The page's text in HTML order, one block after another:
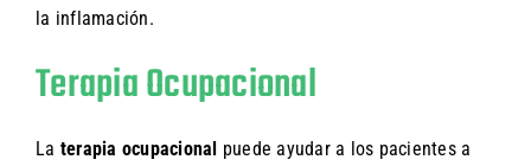
la inflamación.
Terapia Ocupacional
La terapia ocupacional puede ayudar a los pacientes a